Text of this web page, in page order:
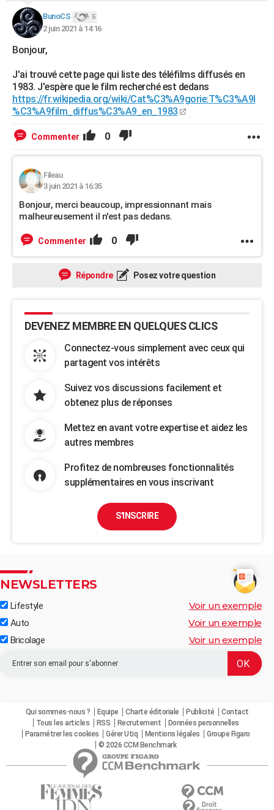
BunoCS 5
2 juin 2021 à 14:16
Bonjour,
J'ai trouvé cette page qui liste des téléfilms diffusés en
1983. J'espère que le film recherché est dedans
https://fr.wikipedia.org/wiki/Cat%C3%A9gorie:T%C3%A9l
%C3%A9film_diffus%C3%A9_en_1983
Commenter 0
Fileau
3 juin 2021 à 16:35
Bonjour, merci beaucoup, impressionnant mais
malheureusement il n'est pas dedans.
Commenter 0
Répondre Posez votre question
DEVENEZ MEMBRE EN QUELQUES CLICS
Connectez-vous simplement avec ceux qui
partagent vos intérêts
Suivez vos discussions facilement et
obtenez plus de réponses
Mettez en avant votre expertise et aidez les
autres membres
Profitez de nombreuses fonctionnalités
supplémentaires en vous inscrivant
S'INSCRIRE
NEWSLETTERS
Lifestyle Voir un exemple
Auto Voir un exemple
Bricolage Voir un exemple
Qui sommes-nous ? Equipe Charte éditoriale Publicité
Contact
Tous les articles
RSS Recrutement
Données personnelles
Paramétrer les cookies
Gérer Utiq Mentions légales
Groupe Figaro
© 2026 CCM Benchmark